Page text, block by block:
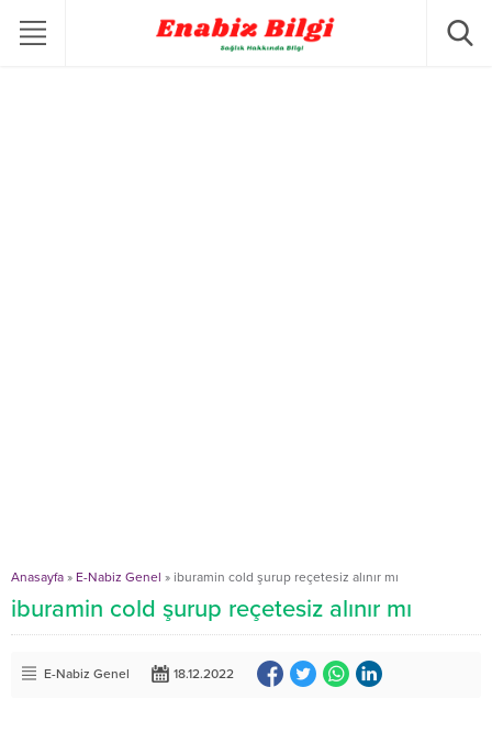
Anasayfa » E-Nabiz Genel » iburamin cold şurup reçetesiz alınır mı
iburamin cold şurup reçetesiz alınır mı
E-Nabiz Genel 18.12.2022